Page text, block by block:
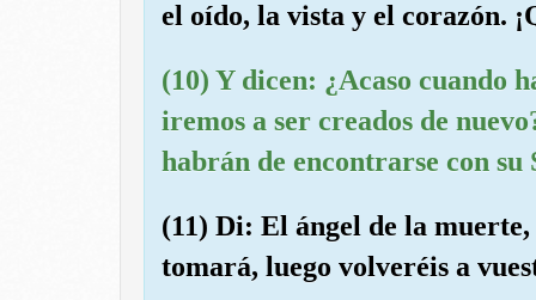
el oído, la vista y el corazón.
(10) Y dicen: ¿Acaso cuando
iremos a ser creados de
habrán de encontrarse con su
(11) Di: El ángel de la muerte,
tomará, luego volveréis a